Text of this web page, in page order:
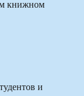
книжном
и